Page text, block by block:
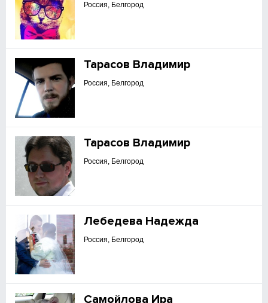
Россия, Белгород
Тарасов Владимир
Россия, Белгород
Тарасов Владимир
Россия, Белгород
Лебедева Надежда
Россия, Белгород
Самойлова Ира